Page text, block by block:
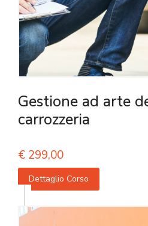
Gestione ad arte
carrozzeria
€ 299,00
Dettaglio Corso